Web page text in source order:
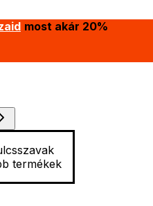
most akár 20%
termékek